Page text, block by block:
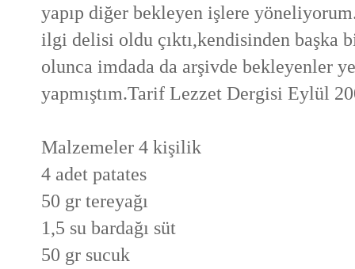
yapıp diğer bekleyen işlere
ilgi delisi oldu çıktı,kendisinden başka
olunca imdada da arşivde bekleyenler
yapmıştım.Tarif Lezzet Dergisi Eylül
Malzemeler 4 kişilik
4 adet patates
50 gr tereyağı
1,5 su bardağı süt
50 gr sucuk